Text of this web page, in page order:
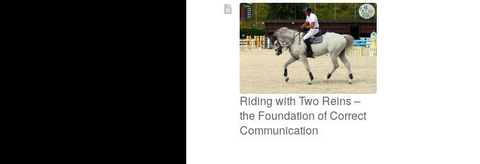
Riding with Two Reins –
the Foundation of Correct
Communication